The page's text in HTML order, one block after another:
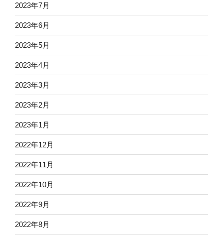
2023年7月
2023年6月
2023年5月
2023年4月
2023年3月
2023年2月
2023年1月
2022年12月
2022年11月
2022年10月
2022年9月
2022年8月